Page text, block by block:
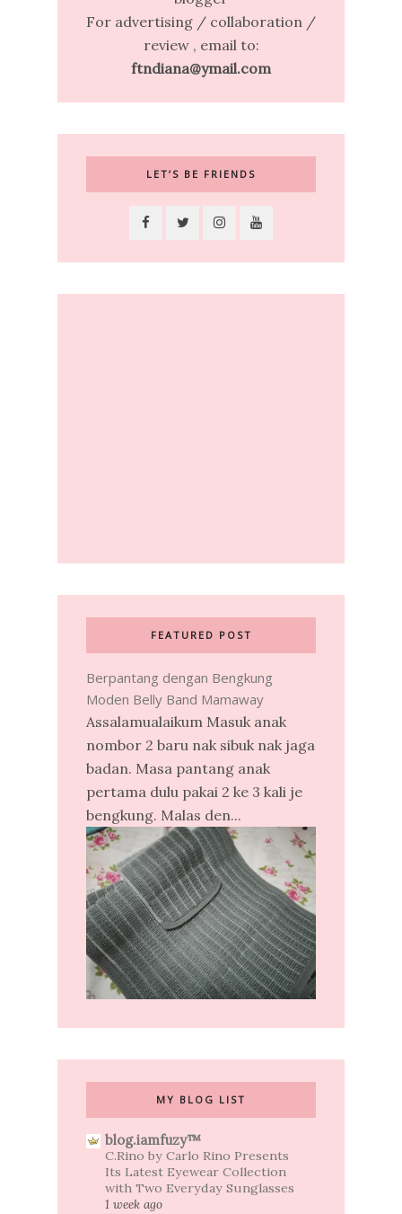
For advertising / collaboration /
review , email to:
ftndiana@ymail.com
LET’S BE FRIENDS
FEATURED POST
Berpantang dengan Bengkung
Moden Belly Band Mamaway
Assalamualaikum Masuk anak
nombor 2 baru nak sibuk nak jaga
badan. Masa pantang anak
pertama dulu pakai 2 ke 3 kali je
bengkung. Malas den...
MY BLOG LIST
blog.iamfuzy™
C.Rino by Carlo Rino Presents
Its Latest Eyewear Collection
with Two Everyday Sunglasses
1 week ago